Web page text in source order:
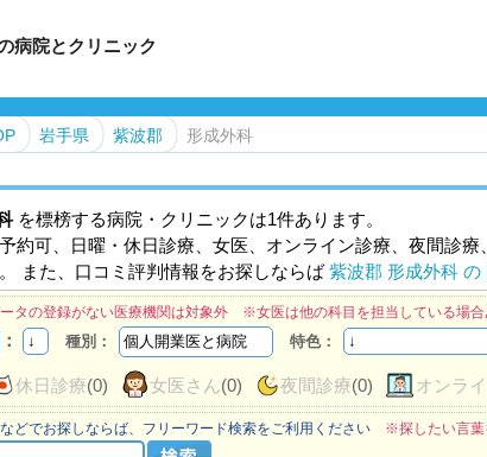
病院とクリニック
岩手県 紫波郡 形成外科
を標榜する病院・クリニックは1件あります。
約可、日曜・休日診療、女医、オンライン診療、夜間診
また、口コミ評判情報をお探しならば紫波郡 形成外科 の
タの登録がない医療機関は対象外 ※女医は他の科目を担当している場合
： 種別： 特色：
休日診療(0) 女医さん(0) 夜間診療(0) オンラ
どでお探しならば、フリーワード検索をご利用ください ※探したい言葉